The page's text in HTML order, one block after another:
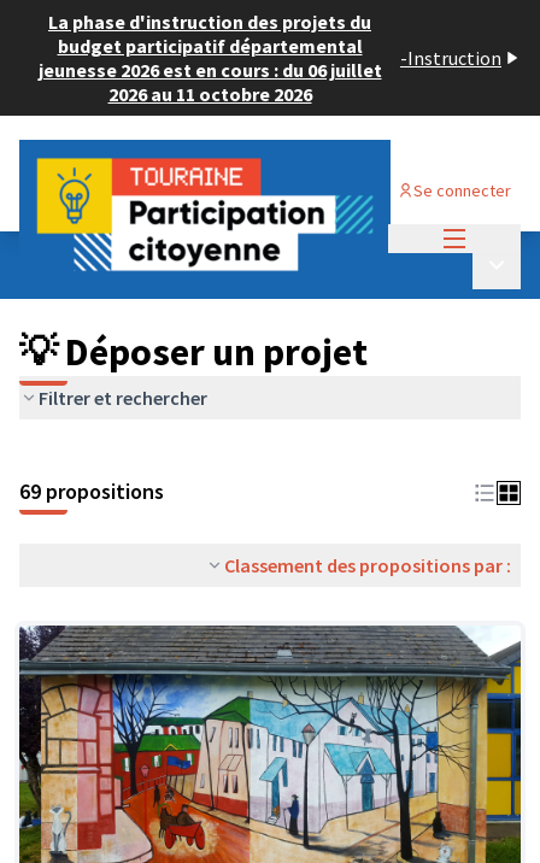
La phase d'instruction des projets du
budget participatif départemental
jeunesse 2026 est en cours : du 06 juillet
2026 au 11 octobre 2026
-Instruction
Se connecter
Budget Participatif ADULTE 2024
💡 Déposer un projet
💡 Déposer un projet
Filtrer et rechercher
69 propositions
Classement des propositions par :